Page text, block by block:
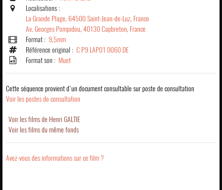
Localisations :
La Grande Plage, 64500 Saint-Jean-de-Luz, France
Av. Georges Pompidou, 40130 Capbreton, France
Format : 9,5mm
Référence original : C P9 LAP01 0060 DE
Format son : Muet
Cette séquence provient d'un document consultable sur poste de consultation
Voir les postes de consultation
Voir les films de Henri GALTIE
Voir les films du même fonds
Avez-vous des informations sur ce film ?